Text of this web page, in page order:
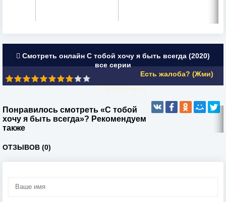
Смотреть онлайн С тобой хочу я быть всегда (2020)
все серии
Есть жалоба? (Жми)
7.5/10 (2чел.)
Понравилось смотреть «С тобой
хочу я быть всегда»? Рекомендуем
также
ОТЗЫВОВ (0)